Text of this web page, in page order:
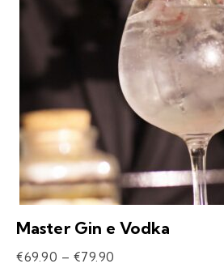
Master Gin e Vodka
€69.90 – €79.90